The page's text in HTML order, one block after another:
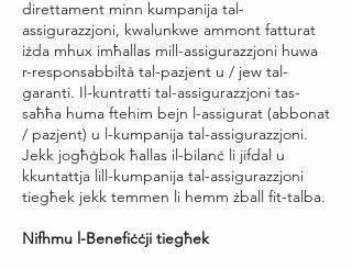
direttament minn kumpanija tal-
assigurazzjoni, kwalunkwe ammont fatturat
iżda mhux imħallas mill-assigurazzjoni huwa
r-responsabbiltà tal-pazjent u / jew tal-
garanti. Il-kuntratti tal-assigurazzjoni tas-
saħħa huma ftehim bejn l-assigurat (abbonat
/ pazjent) u l-kumpanija tal-assigurazzjoni.
Jekk jogħġbok ħallas il-bilanċ li jifdal u
kkuntattja lill-kumpanija tal-assigurazzjoni
tiegħek jekk temmen li hemm żball fit-talba.
Nifhmu l-Benefiċċji tiegħek